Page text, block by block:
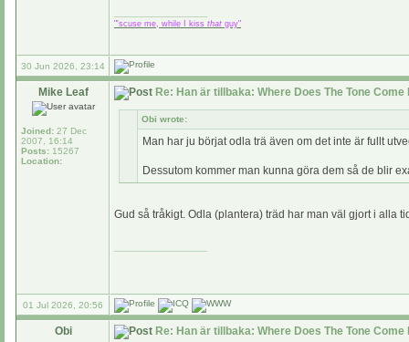
"'scuse me, while I kiss that guy"
30 Jun 2026, 23:14
Mike Leaf
Joined: 27 Dec
2007, 16:14
Posts: 15267
Location:
Re: Han är tillbaka: Where Does The Tone Come
Obi wrote:
Man har ju börjat odla trä även om det inte är fullt
Dessutom kommer man kunna göra dem så de blir
Gud så tråkigt. Odla (plantera) träd har man väl gjort i alla
01 Jul 2026, 20:56
Obi Re: Han är tillbaka: Where Does The Tone Come